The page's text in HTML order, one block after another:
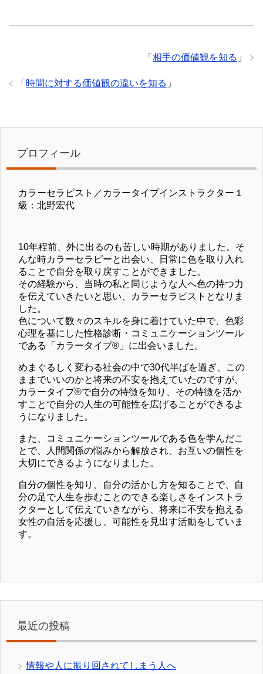
「 相手の価値観を知る 」
「 時間に対する価値観の違いを知る 」
プロフィール
カラーセラピスト／カラータイプインストラクター１
級：北野宏代
10年程前、外に出るのも苦しい時期がありました。そ
んな時カラーセラピーと出会い、日常に色を取り入れ
ることで自分を取り戻すことができました。
その経験から、当時の私と同じような人へ色の持つ力
を伝えていきたいと思い、カラーセラピストとなりま
した。
色について数々のスキルを身に着けていた中で、色彩
心理を基にした性格診断・コミュニケーションツール
である「カラータイプ®」に出会いました。
めまぐるしく変わる社会の中で30代半ばを過ぎ、この
ままでいいのかと将来の不安を抱えていたのですが、
カラータイプ®で自分の特徴を知り、その特徴を活か
すことで自分の人生の可能性を広げることができるよ
うになりました。
また、コミュニケーションツールである色を学んだこ
とで、人間関係の悩みから解放され、お互いの個性を
大切にできるようになりました。
自分の個性を知り、自分の活かし方を知ることで、自
分の足で人生を歩むことのできる楽しさをインストラ
クターとして伝えていきながら、将来に不安を抱える
女性の自活を応援し、可能性を見出す活動をしていま
す。
最近の投稿
情報や人に振り回されてしまう人へ